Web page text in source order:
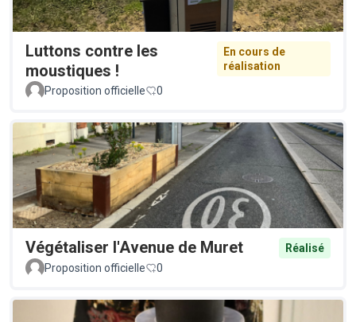
Luttons contre les
moustiques !
En cours de
réalisation
Proposition officielle
0
Végétaliser l'Avenue de Muret
Réalisé
Proposition officielle
0